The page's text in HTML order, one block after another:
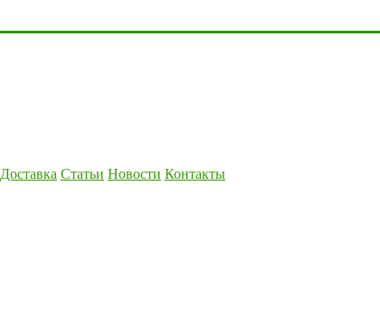
Доставка Статьи Новости Контакты